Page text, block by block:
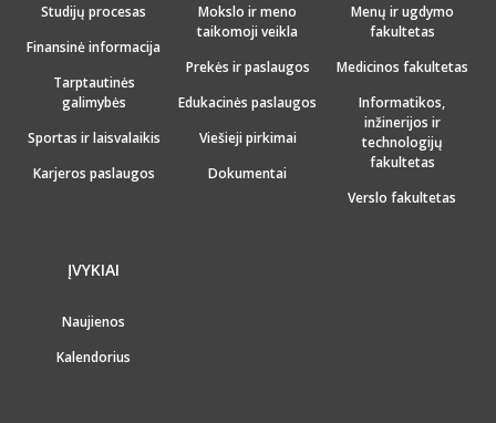
Studijų procesas
Finansinė informacija
Tarptautinės
galimybės
Sportas ir laisvalaikis
Karjeros paslaugos
Mokslo ir meno
taikomoji veikla
Prekės ir paslaugos
Edukacinės paslaugos
Viešieji pirkimai
Dokumentai
Menų ir ugdymo
fakultetas
Medicinos fakultetas
Informatikos,
inžinerijos ir
technologijų
fakultetas
Verslo fakultetas
ĮVYKIAI
Naujienos
Kalendorius